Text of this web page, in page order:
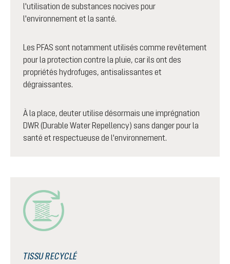
l'utilisation de substances nocives pour
l'environnement et la santé.
Les PFAS sont notamment utilisés comme revêtement
pour la protection contre la pluie, car ils ont des
propriétés hydrofuges, antisalissantes et
dégraissantes.
À la place, deuter utilise désormais une imprégnation
DWR (Durable Water Repellency) sans danger pour la
santé et respectueuse de l'environnement.
TISSU RECYCLÉ